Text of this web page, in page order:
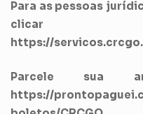
Para as pessoas
clicar
https://
Parcele sua
https://